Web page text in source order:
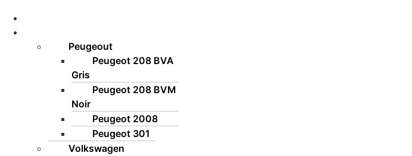
Peugeout
Peugeot 208 BVA
Gris
Peugeot 208 BVM
Noir
Peugeot 2008
Peugeot 301
Volkswagen